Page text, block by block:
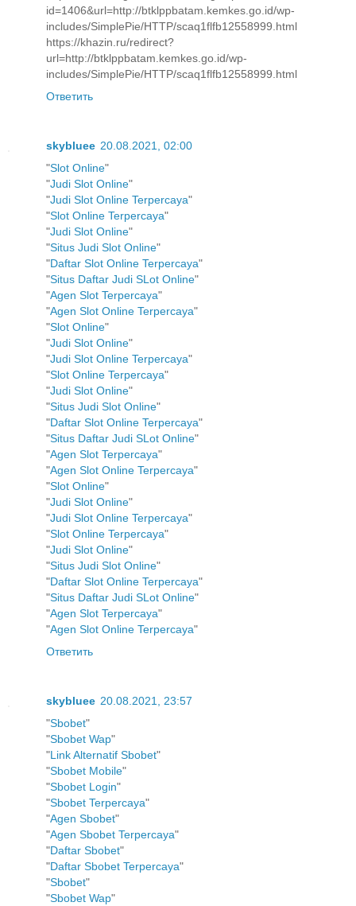
id=1406&url=http://btklppbatam.kemkes.go.id/wp-
includes/SimplePie/HTTP/scaq1flfb12558999.html
https://khazin.ru/redirect?
url=http://btklppbatam.kemkes.go.id/wp-
includes/SimplePie/HTTP/scaq1flfb12558999.html
Ответить
skybluee 20.08.2021, 02:00
"Slot Online"
"Judi Slot Online"
"Judi Slot Online Terpercaya"
"Slot Online Terpercaya"
"Judi Slot Online"
"Situs Judi Slot Online"
"Daftar Slot Online Terpercaya"
"Situs Daftar Judi SLot Online"
"Agen Slot Terpercaya"
"Agen Slot Online Terpercaya"
"Slot Online"
"Judi Slot Online"
"Judi Slot Online Terpercaya"
"Slot Online Terpercaya"
"Judi Slot Online"
"Situs Judi Slot Online"
"Daftar Slot Online Terpercaya"
"Situs Daftar Judi SLot Online"
"Agen Slot Terpercaya"
"Agen Slot Online Terpercaya"
"Slot Online"
"Judi Slot Online"
"Judi Slot Online Terpercaya"
"Slot Online Terpercaya"
"Judi Slot Online"
"Situs Judi Slot Online"
"Daftar Slot Online Terpercaya"
"Situs Daftar Judi SLot Online"
"Agen Slot Terpercaya"
"Agen Slot Online Terpercaya"
Ответить
skybluee 20.08.2021, 23:57
"Sbobet"
"Sbobet Wap"
"Link Alternatif Sbobet"
"Sbobet Mobile"
"Sbobet Login"
"Sbobet Terpercaya"
"Agen Sbobet"
"Agen Sbobet Terpercaya"
"Daftar Sbobet"
"Daftar Sbobet Terpercaya"
"Sbobet"
"Sbobet Wap"